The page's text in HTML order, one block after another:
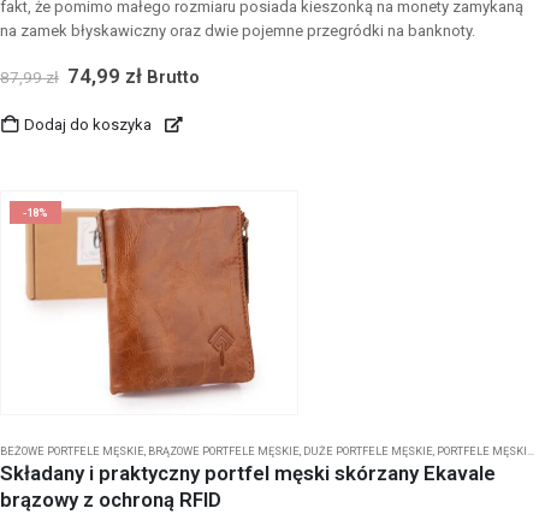
fakt, że pomimo małego rozmiaru posiada kieszonką na monety zamykaną
na zamek błyskawiczny oraz dwie pojemne przegródki na banknoty.
87,99zł 74,99 zł Brutto
Dodaj do koszyka
-18%
BEŻOWE PORTFELE MĘSKIE, BRĄZOWE PORTFELE MĘSKIE, DUŻE PORTFELE MĘSKIE, PORTFELE MĘSKIE
Składany i praktyczny portfel męski skórzany Ekavale
brązowy z ochroną RFID